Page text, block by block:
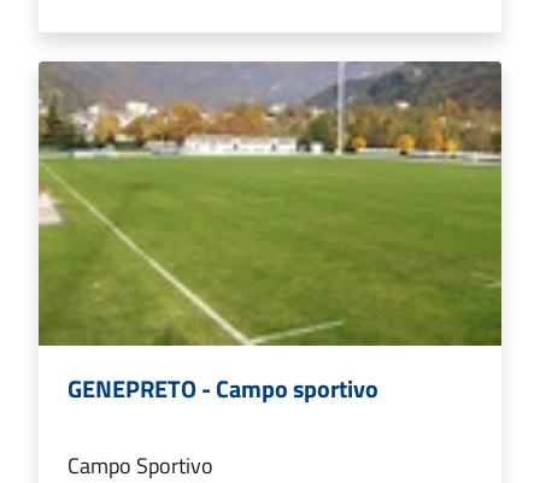
GENEPRETO - Campo sportivo
Campo Sportivo